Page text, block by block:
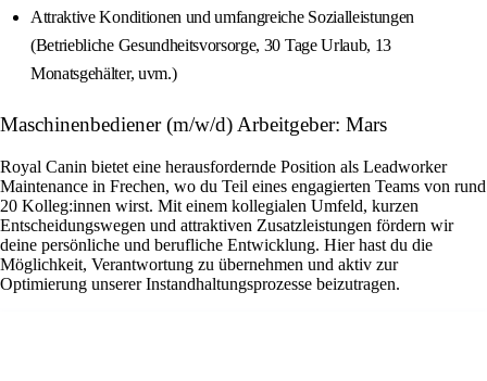
Attraktive Konditionen und umfangreiche Sozialleistungen
(Betriebliche Gesundheitsvorsorge, 30 Tage Urlaub, 13
Monatsgehälter, uvm.)
Maschinenbediener (m/w/d) Arbeitgeber: Mars
Royal Canin bietet eine herausfordernde Position als Leadworker
Maintenance in Frechen, wo du Teil eines engagierten Teams von rund
20 Kolleg:innen wirst. Mit einem kollegialen Umfeld, kurzen
Entscheidungswegen und attraktiven Zusatzleistungen fördern wir
deine persönliche und berufliche Entwicklung. Hier hast du die
Möglichkeit, Verantwortung zu übernehmen und aktiv zur
Optimierung unserer Instandhaltungsprozesse beizutragen.